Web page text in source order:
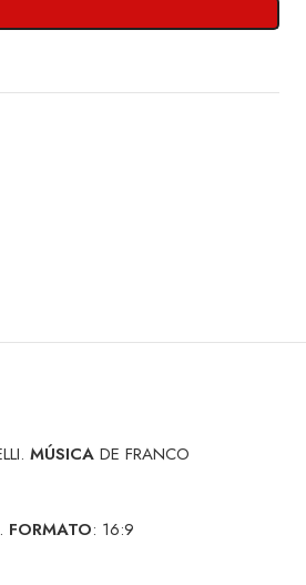
MÚSICA DE FRANCO
FORMATO: 16:9